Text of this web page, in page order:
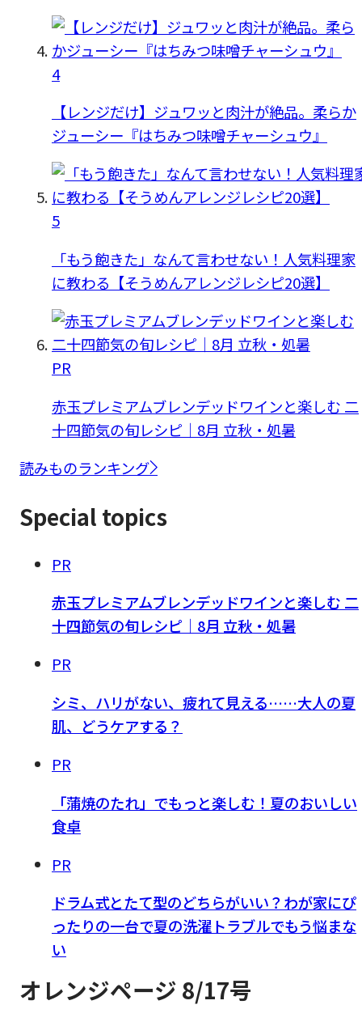
4
【レンジだけ】ジュワッと肉汁が絶品。柔らか
ジューシー『はちみつ味噌チャーシュウ』
5
「もう飽きた」なんて言わせない！人気料理家
に教わる【そうめんアレンジレシピ20選】
PR
赤玉プレミアムブレンデッドワインと楽しむ 二
十四節気の旬レシピ｜8月 立秋・処暑
読みものランキング
Special topics
PR
赤玉プレミアムブレンデッドワインと楽しむ 二
十四節気の旬レシピ｜8月 立秋・処暑
PR
シミ、ハリがない、疲れて見える……大人の夏
肌、どうケアする？
PR
「蒲焼のたれ」でもっと楽しむ！夏のおいしい
食卓
PR
ドラム式とたて型のどちらがいい？わが家にぴ
ったりの一台で夏の洗濯トラブルでもう悩まな
い
オレンジページ 8/17号